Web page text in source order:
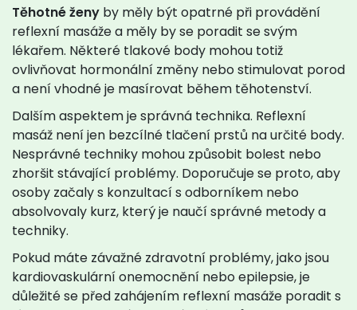
Těhotné ženy by měly být opatrné při provádění
reflexní masáže a měly by se poradit se svým
lékařem. Některé tlakové body mohou totiž
ovlivňovat hormonální změny nebo stimulovat porod
a není vhodné je masírovat během těhotenství.
Dalším aspektem je správná technika. Reflexní
masáž není jen bezcílné tlačení prstů na určité body.
Nesprávné techniky mohou způsobit bolest nebo
zhoršit stávající problémy. Doporučuje se proto, aby
osoby začaly s konzultací s odborníkem nebo
absolvovaly kurz, který je naučí správné metody a
techniky.
Pokud máte závažné zdravotní problémy, jako jsou
kardiovaskulární onemocnění nebo epilepsie, je
důležité se před zahájením reflexní masáže poradit s